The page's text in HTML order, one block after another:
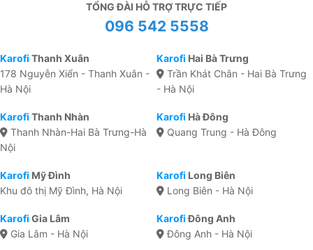
TỔNG ĐÀI HỖ TRỢ TRỰC TIẾP
096 542 5558
Karofi Thanh Xuân
178 Nguyễn Xiển - Thanh Xuân -
Hà Nội
Karofi Hai Bà Trưng
Trần Khát Chân - Hai Bà Trưng
- Hà Nội
Karofi Thanh Nhàn
Thanh Nhàn-Hai Bà Trưng-Hà
Nội
Karofi Hà Đông
Quang Trung - Hà Đông
Karofi Mỹ Đình
Khu đô thị Mỹ Đình, Hà Nội
Karofi Long Biên
Long Biên - Hà Nội
Karofi Gia Lâm
Gia Lâm - Hà Nội
KarofiĐông Anh
Đông Anh - Hà Nội